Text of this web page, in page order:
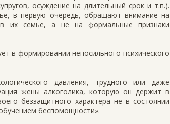
осуждение на длительный срок и т.п.).
в первую очередь, обращают внимание на
в их семье, а не на формальные признаки
в формировании непосильного психического
давления, трудного или даже
жены алкоголика, которую он держит в
беззащитного характера не в состоянии
беспомощности».